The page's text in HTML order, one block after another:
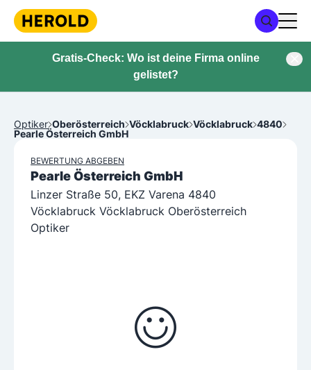
Gratis-Check: Wo ist deine Firma online
gelistet?
Optiker Oberösterreich Vöcklabruck Vöcklabruck 4840
Pearle Österreich GmbH
BEWERTUNG ABGEBEN
Pearle Österreich GmbH
Linzer Straße 50, EKZ Varena 4840
Vöcklabruck Vöcklabruck Oberösterreich
Optiker